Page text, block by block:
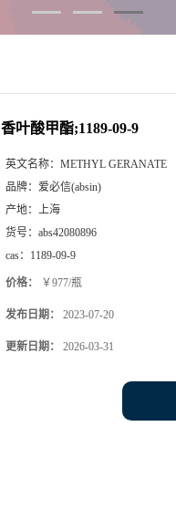
香叶酸甲酯;1189-09-9
英文名称： METHYL GERANATE
品牌： 爱必信(absin)
产地： 上海
货号： abs42080896
cas： 1189-09-9
价格： ￥977/瓶
发布日期： 2023-07-20
更新日期： 2026-03-31